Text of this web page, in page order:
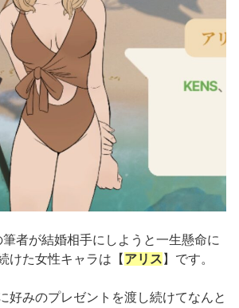
者が結婚相手にしようと一生懸命に
けた女性キャラは【 アリス 】です。
好みのプレゼントを渡し続けてなんと